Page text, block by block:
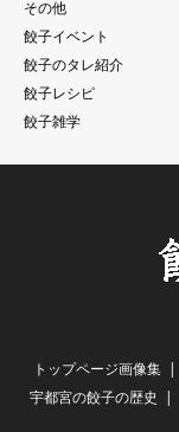
その他
餃子イベント
餃子のタレ紹介
餃子レシピ
餃子雑学
トップページ画像集
宇都宮の餃子の歴史